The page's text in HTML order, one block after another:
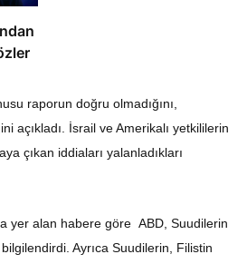
raporun doğru olmadığını,
açıkladı. İsrail ve Amerikalı yetkililerin
çıkan iddiaları yalanladıkları
yer alan habere göre ABD, Suudilerin
Ayrıca Suudilerin, Filistin